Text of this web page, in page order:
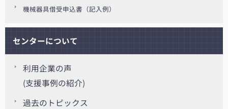
機械器具借受申込書（記入例）
センターについて
利用企業の声
(支援事例の紹介)
過去のトピックス